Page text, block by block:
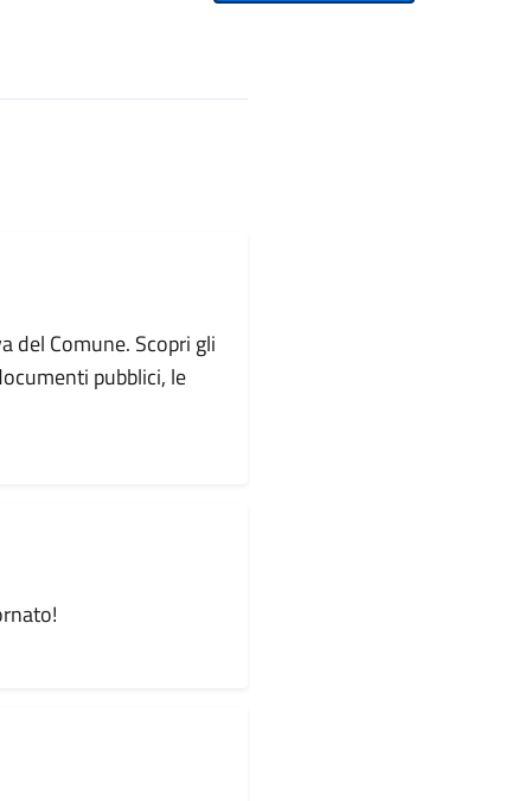
del Comune. Scopri gli
pubblici, le